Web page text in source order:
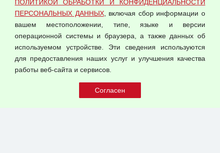
© 2026 ООО "Феникс"
Оферта оптовой купли-продажи
Публичная оферта
ПОЛИТИКОЙ ОБРАБОТКИ И КОНФИДЕНЦИАЛЬНОСТИ
ПЕРСОНАЛЬНЫХ ДАННЫХ, включая сбор информации о
вашем местоположении, типе, языке и версии
операционной системы и браузера, а также данных об
используемом устройстве. Эти сведения используются
для предоставления наших услуг и улучшения качества
работы веб-сайта и сервисов.